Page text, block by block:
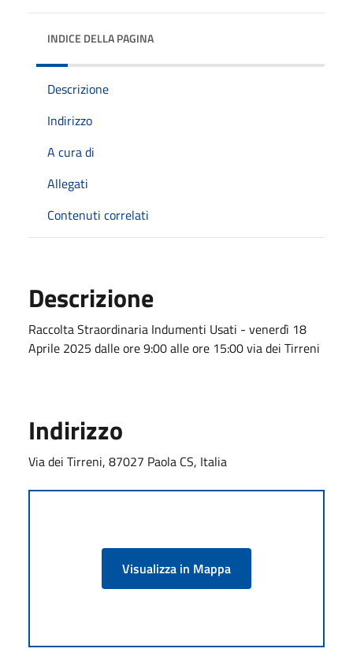
INDICE DELLA PAGINA
Descrizione
Indirizzo
A cura di
Allegati
Contenuti correlati
Descrizione
Raccolta Straordinaria Indumenti Usati - venerdì 18
Aprile 2025 dalle ore 9:00 alle ore 15:00 via dei Tirreni
Indirizzo
Via dei Tirreni, 87027 Paola CS, Italia
Visualizza in Mappa